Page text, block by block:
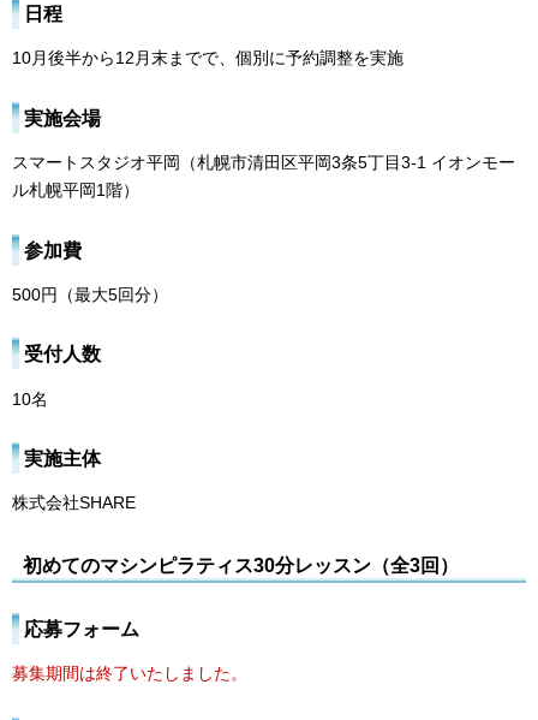
日程
10月後半から12月末までで、個別に予約調整を実施
実施会場
スマートスタジオ平岡（札幌市清田区平岡3条5丁目3-1 イオンモー
ル札幌平岡1階）
参加費
500円（最大5回分）
受付人数
10名
実施主体
株式会社SHARE
初めてのマシンピラティス30分レッスン（全3回）
応募フォーム
募集期間は終了いたしました。